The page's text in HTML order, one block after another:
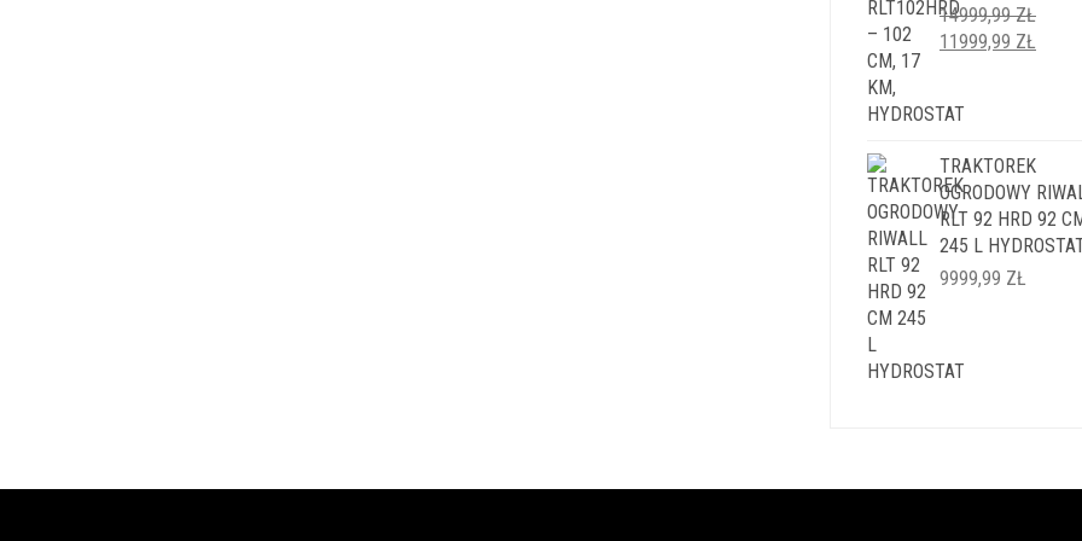
14999,99ZŁ
PIERWOTNA
14999,99 ZŁ.
11999,99 ZŁ
TRAKTOREK
OGRODOWY
RLT 92 HRD 92
245 L
9999,99 ZŁ